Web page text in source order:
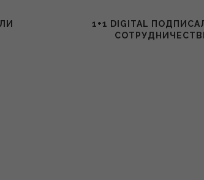
1+1 DIGITAL
СОТРУДНИЧЕСТВЕ